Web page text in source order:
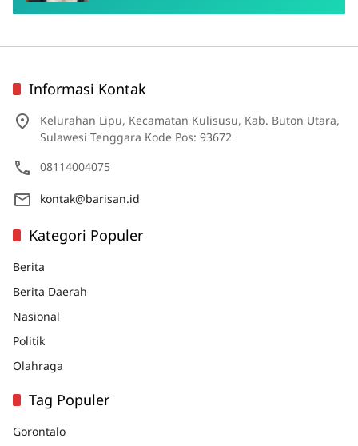
Informasi Kontak
Kelurahan Lipu, Kecamatan Kulisusu, Kab. Buton Utara,
Sulawesi Tenggara Kode Pos: 93672
08114004075
kontak@barisan.id
Kategori Populer
Berita
Berita Daerah
Nasional
Politik
Olahraga
Tag Populer
Gorontalo